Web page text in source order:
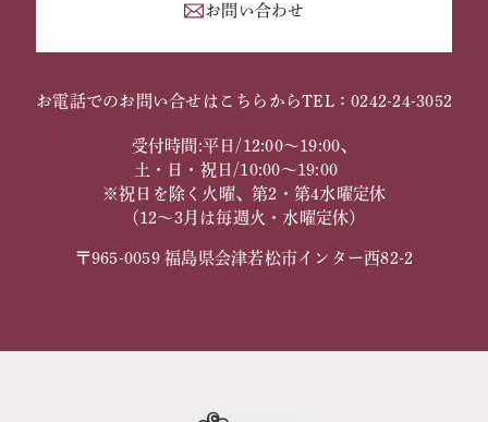
お問い合わせ
お電話でのお問い合せはこちらからTEL：0242-24-3052
受付時間:平日/12:00～19:00、
土・日・祝日/10:00～19:00
※祝日を除く火曜、第2・第4水曜定休
（12～3月は毎週火・水曜定休）
〒965-0059 福島県会津若松市インター西82-2